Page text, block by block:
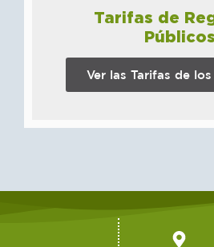
Tarifas de
Públicos
Ver las Tarifas de